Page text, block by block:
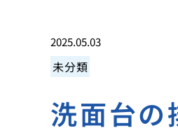
2025.05.03
未分類
洗面台の